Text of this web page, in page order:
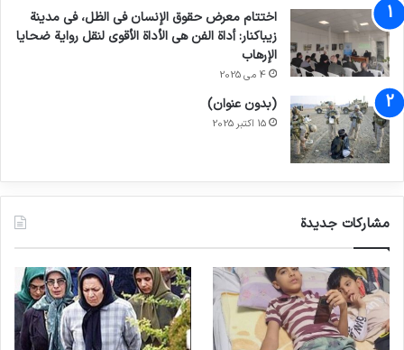
اختتام معرض حقوق الإنسان في الظل، في مدينة
زيباكنار: أداة الفن هي الأداة الأقوى لنقل رواية ضحايا
الإرهاب
4 می 2025
(بدون عنوان)
15 اکتبر 2025
مشاركات جديدة